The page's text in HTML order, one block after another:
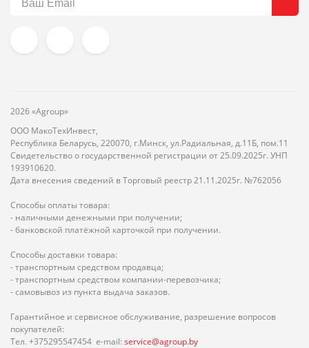
2026 «Agroup»
ООО МакоТехИнвест,
Республика Беларусь, 220070, г.Минск, ул.Радиальная, д.11Б, пом.11
Свидетельство о государственной регистрации от 25.09.2025г. УНП
193910620.
Дата внесения сведений в Торговый реестр 21.11.2025г. №762056
Способы оплаты товара:
- наличными денежными при получении;
- банковской платёжной карточкой при получении.
Способы доставки товара:
- транспортным средством продавца;
- транспортным средством компании-перевозчика;
- самовывоз из пункта выдача заказов.
Гарантийное и сервисное обслуживание, разрешение вопросов
покупателей:
Тел. +375295547454 e-mail: service@agroup.by